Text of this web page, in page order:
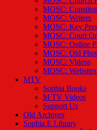
MOSC:
MOSC: Writers
MOSC: Key
MOSC: Court
MOSC: Online
MOSC: Old
MOSC: Videos
MOSC: Websites
MTV
Sophia Books
M TV Videos
Support Us
Old Archives
Sophia E Library